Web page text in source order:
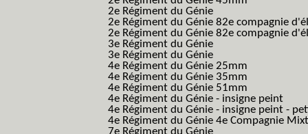
2e Régiment du Génie
2e Régiment du Génie 82e compagnie
2e Régiment du Génie 82e compagnie
3e Régiment du Génie
3e Régiment du Génie
4e Régiment du Génie 25mm
4e Régiment du Génie 35mm
4e Régiment du Génie 51mm
4e Régiment du Génie - insigne peint
4e Régiment du Génie - insigne peint -
4e Régiment du Génie 4e Compagnie
7e Régiment du Génie